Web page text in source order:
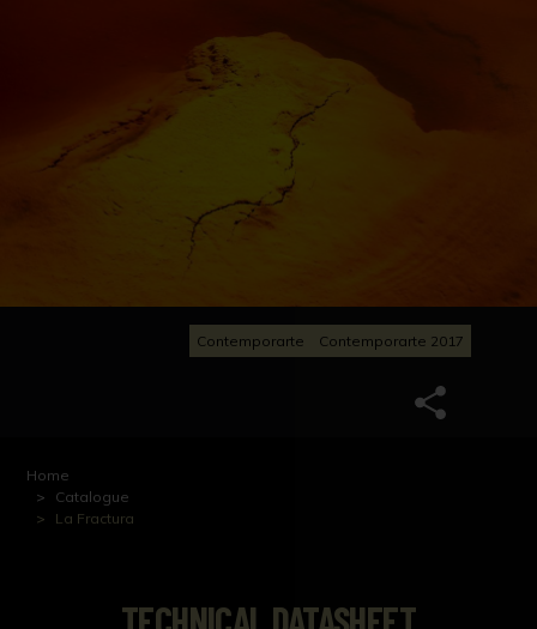
Contemporarte Contemporarte 2017
Home
Catalogue
La Fractura
TECHNICAL DATASHEET